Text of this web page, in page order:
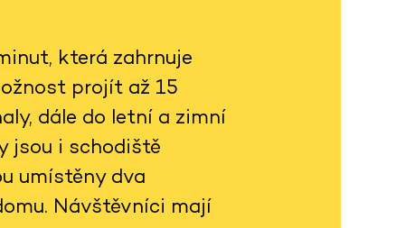
která zahrnuje
projít až 15
dále do letní a zimní
jsou i schodiště
umístěny dva
Návštěvníci mají